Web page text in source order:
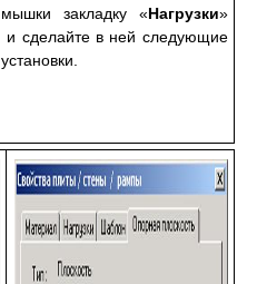
мышки закладку «Нагрузки»
и сделайте в ней следующие
установки.